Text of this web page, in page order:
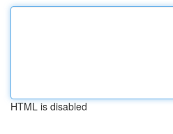
HTML is disabled